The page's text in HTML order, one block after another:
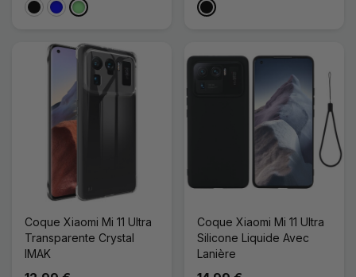
NoirBleuVert clair Noir
Coque Xiaomi Mi 11 Ultra
Transparente Crystal
IMAK
Coque Xiaomi Mi 11 Ultra
Silicone Liquide Avec
Lanière